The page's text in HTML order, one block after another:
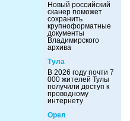
Новый российский
сканер поможет
сохранить
крупноформатные
документы
Владимирского
архива
Тула
В 2026 году почти 7
000 жителей Тулы
получили доступ к
проводному
интернету
Орел